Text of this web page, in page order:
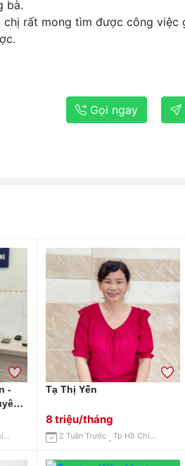
bà.
rất mong tìm được công việc
Gọi ngay
-
Tp Hồ Chí Minh
Tạ Thị Yến
8 triệu/tháng
2 Tuần Trước Tp Hồ Chí Minh